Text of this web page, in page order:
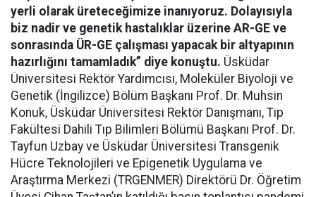
yerli olarak üreteceğimize inanıyoruz. Dolayısıyla
biz nadir ve genetik hastalıklar üzerine AR-GE ve
sonrasında ÜR-GE çalışması yapacak bir altyapının
hazırlığını tamamladık” diye konuştu. Üsküdar
Üniversitesi Rektör Yardımcısı, Moleküler Biyoloji ve
Genetik (İngilizce) Bölüm Başkanı Prof. Dr. Muhsin
Konuk, Üsküdar Üniversitesi Rektör Danışmanı, Tıp
Fakültesi Dahili Tıp Bilimleri Bölümü Başkanı Prof. Dr.
Tayfun Uzbay ve Üsküdar Üniversitesi Transgenik
Hücre Teknolojileri ve Epigenetik Uygulama ve
Araştırma Merkezi (TRGENMER) Direktörü Dr. Öğretim